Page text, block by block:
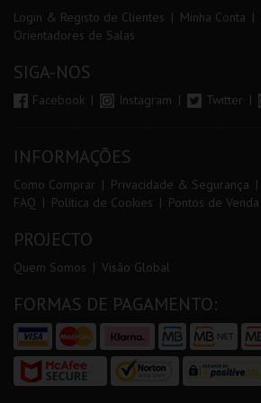
Login & Registo de Clientes Minha Conta
Orientadores de Salas
SIGA-NOS
Facebook Instagram Twitter
INFORMAÇÕES
Como Comprar Privacidade & Segurança
FAQ
Política de Cookies Pontos de Venda
PROJECTO
Quem Somos Visão Global
FORMAS DE PAGAMENTO: